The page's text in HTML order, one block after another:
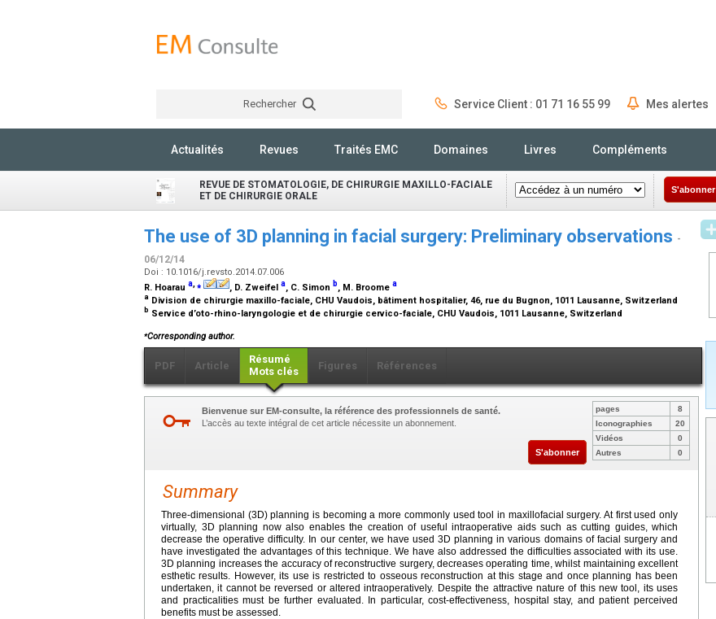
Rechercher Service Client : 01 71 16 55 99 Mes alertes
Actualités Revues Traités EMC Domaines Livres Compléments
REVUE DE STOMATOLOGIE, DE CHIRURGIE MAXILLO-FACIALE
ET DE CHIRURGIE ORALE
S'abonner
The use of 3D planning in facial surgery: Preliminary observations -
06/12/14
Doi : 10.1016/j.revsto.2014.07.006
R. Hoarau a,⁎ , D. Zweifel a, C. Simon b, M. Broome a
a Division de chirurgie maxillo-faciale, CHU Vaudois, bâtiment hospitalier, 46, rue du Bugnon, 1011 Lausanne, Switzerland
b Service d’oto-rhino-laryngologie et de chirurgie cervico-faciale, CHU Vaudois, 1011 Lausanne, Switzerland
⁎Corresponding author.
PDF Article
Résumé
Mots clés
Figures Références
Bienvenue sur EM-consulte, la référence des professionnels de santé.
L’accès au texte intégral de cet article nécessite un abonnement.
S'abonner
pages
8
Iconographies
20
Vidéos
0
Autres
0
Summary
Three-dimensional (3D) planning is becoming a more commonly used tool in maxillofacial surgery. At first used only
virtually, 3D planning now also enables the creation of useful intraoperative aids such as cutting guides, which
decrease the operative difficulty. In our center, we have used 3D planning in various domains of facial surgery and
have investigated the advantages of this technique. We have also addressed the difficulties associated with its use.
3D planning increases the accuracy of reconstructive surgery, decreases operating time, whilst maintaining excellent
esthetic results. However, its use is restricted to osseous reconstruction at this stage and once planning has been
undertaken, it cannot be reversed or altered intraoperatively. Despite the attractive nature of this new tool, its uses
and practicalities must be further evaluated. In particular, cost-effectiveness, hospital stay, and patient perceived
benefits must be assessed.